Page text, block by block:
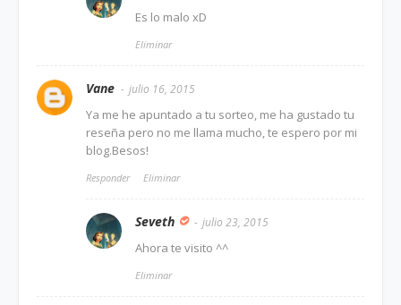
Es lo malo xD
Eliminar
Vane julio 16, 2015
Ya me he apuntado a tu sorteo, me ha gustado tu
reseña pero no me llama mucho, te espero por mi
blog.Besos!
Responder Eliminar
Seveth julio 23, 2015
Ahora te visito ^^
Eliminar